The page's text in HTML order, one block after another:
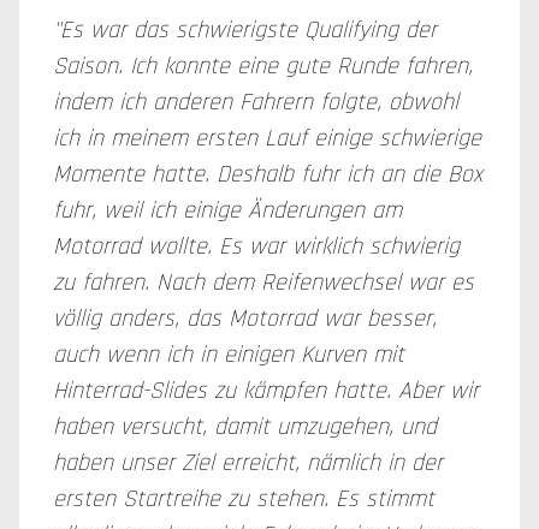
"Es war das schwierigste Qualifying der
Saison. Ich konnte eine gute Runde fahren,
indem ich anderen Fahrern folgte, obwohl
ich in meinem ersten Lauf einige schwierige
Momente hatte. Deshalb fuhr ich an die Box
fuhr, weil ich einige Änderungen am
Motorrad wollte. Es war wirklich schwierig
zu fahren. Nach dem Reifenwechsel war es
völlig anders, das Motorrad war besser,
auch wenn ich in einigen Kurven mit
Hinterrad-Slides zu kämpfen hatte. Aber wir
haben versucht, damit umzugehen, und
haben unser Ziel erreicht, nämlich in der
ersten Startreihe zu stehen. Es stimmt